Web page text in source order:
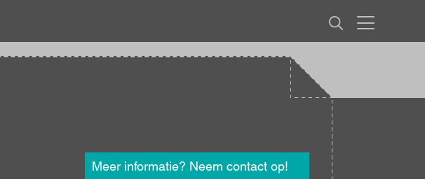
Meer informatie? Neem contact op!